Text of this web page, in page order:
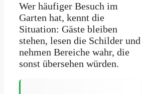
Wer häufiger Besuch im
Garten hat, kennt die
Situation: Gäste bleiben
stehen, lesen die Schilder und
nehmen Bereiche wahr, die
sonst übersehen würden.